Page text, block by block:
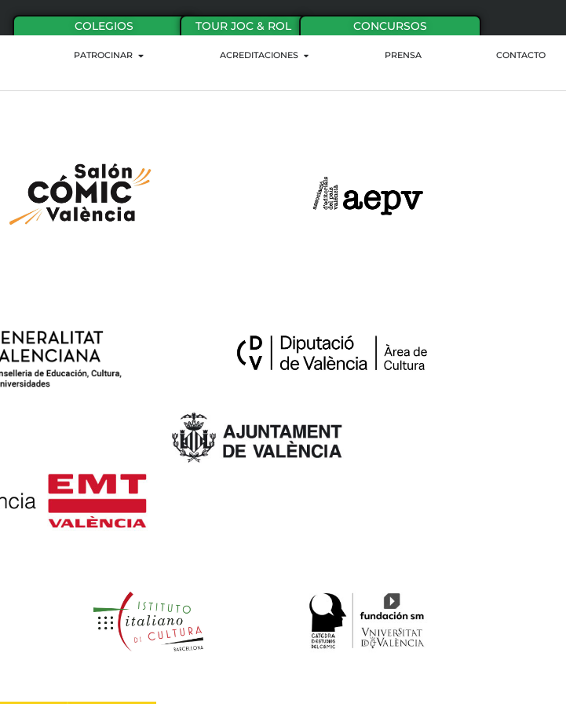
COLEGIOS TOUR JOC & ROL CONCURSOS
PATROCINAR ACREDITACIONES PRENSA CONTACTO